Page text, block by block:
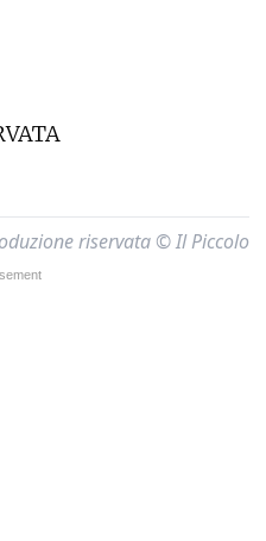
riservata © Il Piccolo